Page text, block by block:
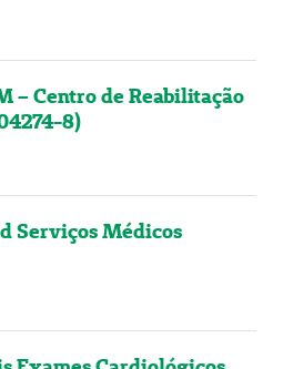
– Centro de Reabilitação
8)
Serviços Médicos